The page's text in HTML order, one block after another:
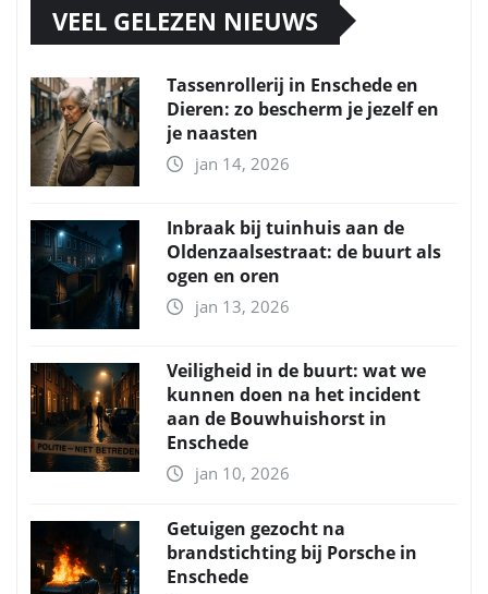
VEEL GELEZEN NIEUWS
Tassenrollerij in Enschede en
Dieren: zo bescherm je jezelf en
je naasten
jan 14, 2026
Inbraak bij tuinhuis aan de
Oldenzaalsestraat: de buurt als
ogen en oren
jan 13, 2026
Veiligheid in de buurt: wat we
kunnen doen na het incident
aan de Bouwhuishorst in
Enschede
jan 10, 2026
Getuigen gezocht na
brandstichting bij Porsche in
Enschede